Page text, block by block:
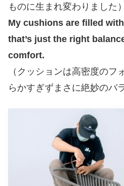
ものに生まれ変わりました）
My cushions are filled
that’s just the right
comfort.
（クッションは高密度のフ
らかすぎずまさに絶妙のバ